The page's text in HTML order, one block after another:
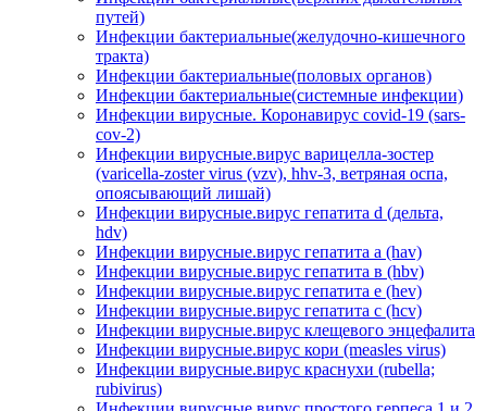
путей)
Инфекции бактериальные(желудочно-кишечного
тракта)
Инфекции бактериальные(половых органов)
Инфекции бактериальные(системные инфекции)
Инфекции вирусные. Коронавирус covid-19 (sars-
cov-2)
Инфекции вирусные.вирус варицелла-зостер
(varicella-zoster virus (vzv), hhv-3, ветряная оспа,
опоясывающий лишай)
Инфекции вирусные.вирус гепатита d (дельта,
hdv)
Инфекции вирусные.вирус гепатита а (hav)
Инфекции вирусные.вирус гепатита в (hbv)
Инфекции вирусные.вирус гепатита е (hev)
Инфекции вирусные.вирус гепатита с (hcv)
Инфекции вирусные.вирус клещевого энцефалита
Инфекции вирусные.вирус кори (measles virus)
Инфекции вирусные.вирус краснухи (rubella;
rubivirus)